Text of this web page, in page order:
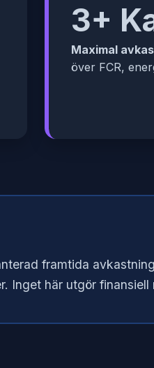
3+
Maximal
över FCR,
framtida
Inget här utgör finansiell